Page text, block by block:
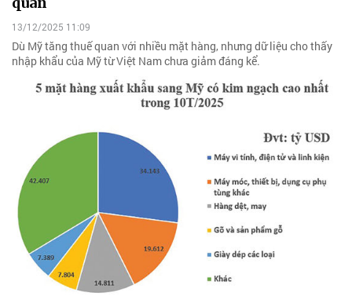
13/12/2025 11:09
Dù Mỹ tăng thuế quan với nhiều mặt hàng, nhưng dữ liệu cho thấy
nhập khẩu của Mỹ từ Việt Nam chưa giảm đáng kể.